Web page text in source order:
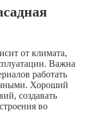
от климата,
Важна
работать
Хороший
создавать
во